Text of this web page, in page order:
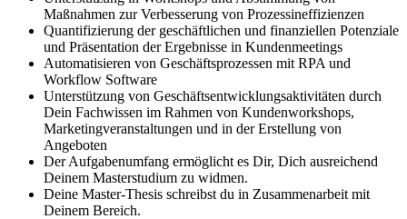
Maßnahmen zur Verbesserung von Prozessineffizienzen
Quantifizierung der geschäftlichen und finanziellen Potenziale
und Präsentation der Ergebnisse in Kundenmeetings
Automatisieren von Geschäftsprozessen mit RPA und
Workflow Software
Unterstützung von Geschäftsentwicklungsaktivitäten durch
Dein Fachwissen im Rahmen von Kundenworkshops,
Marketingveranstaltungen und in der Erstellung von
Angeboten
Der Aufgabenumfang ermöglicht es Dir, Dich ausreichend
Deinem Masterstudium zu widmen.
Deine Master-Thesis schreibst du in Zusammenarbeit mit
Deinem Bereich.